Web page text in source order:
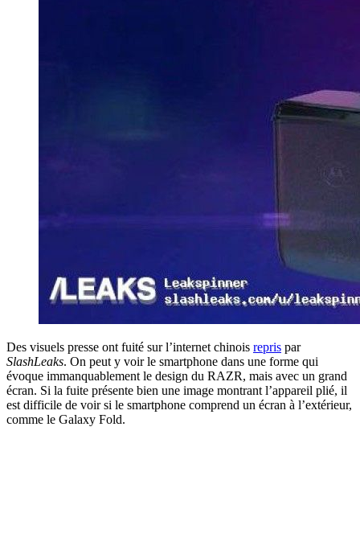
Des visuels presse ont fuité sur l’internet chinois repris par
SlashLeaks. On peut y voir le smartphone dans une forme qui
évoque immanquablement le design du RAZR, mais avec un grand
écran. Si la fuite présente bien une image montrant l’appareil plié, il
est difficile de voir si le smartphone comprend un écran à l’extérieur,
comme le Galaxy Fold.